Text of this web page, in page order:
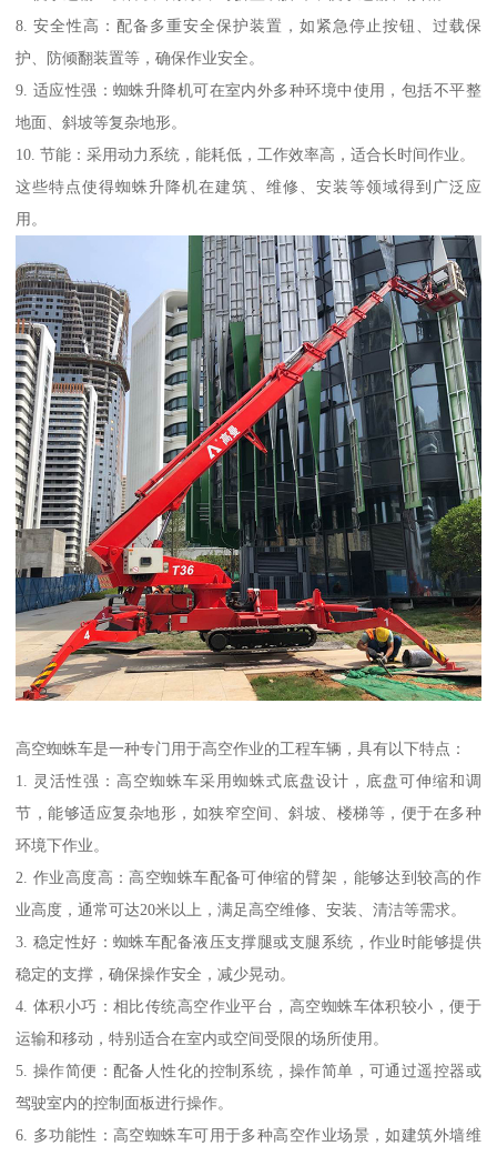
8. 安全性高：配备多重安全保护装置，如紧急停止按钮、过载保
护、防倾翻装置等，确保作业安全。
9. 适应性强：蜘蛛升降机可在室内外多种环境中使用，包括不平整
地面、斜坡等复杂地形。
10. 节能：采用动力系统，能耗低，工作效率高，适合长时间作业。
这些特点使得蜘蛛升降机在建筑、维修、安装等领域得到广泛应
用。
高空蜘蛛车是一种专门用于高空作业的工程车辆，具有以下特点：
1. 灵活性强：高空蜘蛛车采用蜘蛛式底盘设计，底盘可伸缩和调
节，能够适应复杂地形，如狭窄空间、斜坡、楼梯等，便于在多种
环境下作业。
2. 作业高度高：高空蜘蛛车配备可伸缩的臂架，能够达到较高的作
业高度，通常可达20米以上，满足高空维修、安装、清洁等需求。
3. 稳定性好：蜘蛛车配备液压支撑腿或支腿系统，作业时能够提供
稳定的支撑，确保操作安全，减少晃动。
4. 体积小巧：相比传统高空作业平台，高空蜘蛛车体积较小，便于
运输和移动，特别适合在室内或空间受限的场所使用。
5. 操作简便：配备人性化的控制系统，操作简单，可通过遥控器或
驾驶室内的控制面板进行操作。
6. 多功能性：高空蜘蛛车可用于多种高空作业场景，如建筑外墙维